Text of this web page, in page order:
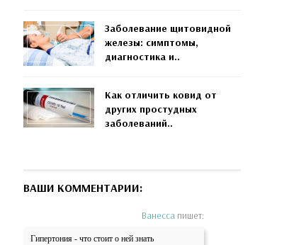
Заболевание щитовидной
железы: симптомы,
диагностика и..
Как отличить ковид от
других простудных
заболеваний..
ВАШИ КОММЕНТАРИИ:
Ванесса пишет:
Гипертония - что стоит о ней знать